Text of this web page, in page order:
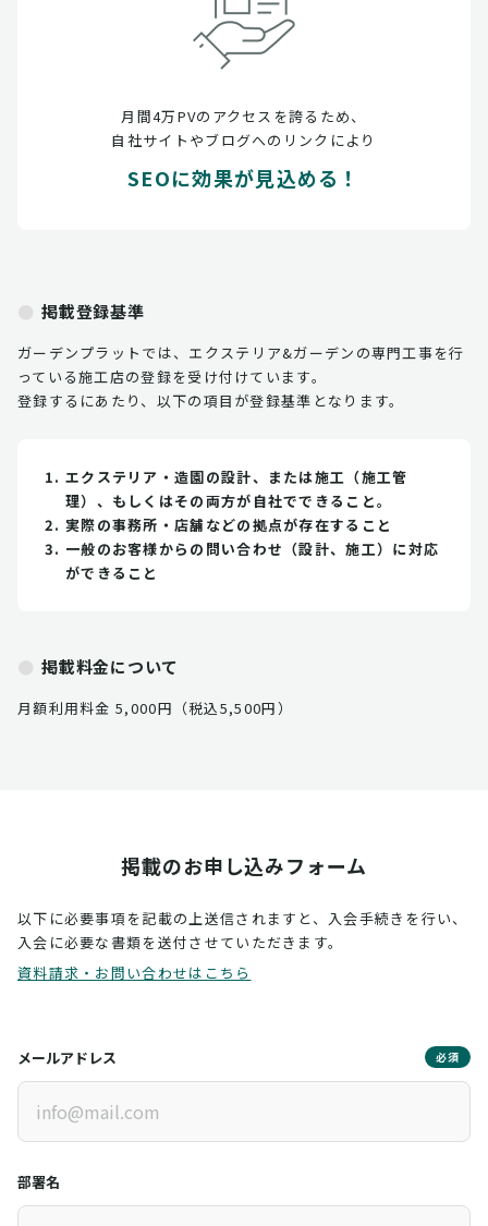
月間4万PVのアクセスを誇るため、
自社サイトやブログへのリンクにより
SEOに効果が見込める！
掲載登録基準
ガーデンプラットでは、エクステリア&ガーデンの専門工事を行
っている施工店の登録を受け付けています。
登録するにあたり、以下の項目が登録基準となります。
エクステリア・造園の設計、または施工（施工管
理）、もしくはその両方が自社でできること。
実際の事務所・店舗などの拠点が存在すること
一般のお客様からの問い合わせ（設計、施工）に対応
ができること
掲載料金について
月額利用料金 5,000円（税込5,500円）
掲載のお申し込みフォーム
以下に必要事項を記載の上送信されますと、入会手続きを行い、
入会に必要な書類を送付させていただきます。
資料請求・お問い合わせはこちら
メールアドレス 必須
部署名